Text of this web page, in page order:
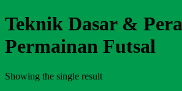
Teknik Dasar &
Permainan Futsal
Showing the single result